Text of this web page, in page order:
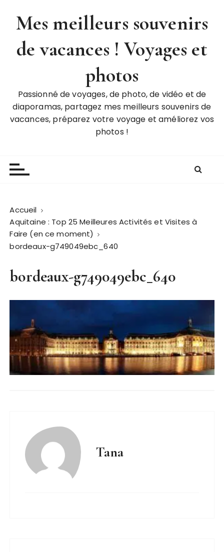
Mes meilleurs souvenirs
de vacances ! Voyages et
photos
Passionné de voyages, de photo, de vidéo et de
diaporamas, partagez mes meilleurs souvenirs de
vacances, préparez votre voyage et améliorez vos
photos !
Accueil
Aquitaine : Top 25 Meilleures Activités et Visites à
Faire (en ce moment)
bordeaux-g749049ebc_640
bordeaux-g749049ebc_640
Tana